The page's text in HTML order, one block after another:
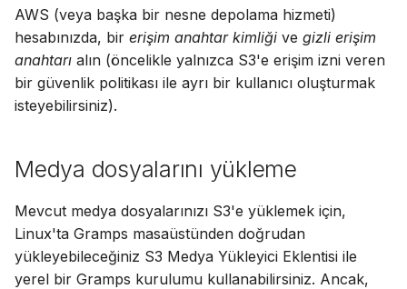
Suomi
Italiano
Українська
ı
y
r
Hesap ve tercihler
AWS (veya başka bir nesne depolama hizmeti)
hesabınızda, bir erişim anahtar kimliği ve gizli erişim
anahtarı alın (öncelikle yalnızca S3'e erişim izni veren
bir güvenlik politikası ile ayrı bir kullanıcı oluşturmak
isteyebilirsiniz).
Medya dosyalarını yükleme
Mevcut medya dosyalarınızı S3'e yüklemek için,
Linux'ta Gramps masaüstünden doğrudan
yükleyebileceğiniz S3 Medya Yükleyici Eklentisi ile
yerel bir Gramps kurulumu kullanabilirsiniz. Ancak,